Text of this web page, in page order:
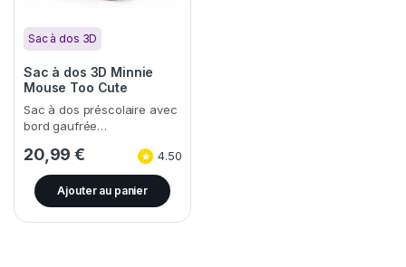
Sac à dos 3D
Sac à dos 3D Minnie
Mouse Too Cute
Sac à dos préscolaire avec
bord gaufrée…
20,99€ 4.50
Ajouter au panier